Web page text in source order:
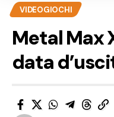
VIDEOGIOCHI
Metal Max
data